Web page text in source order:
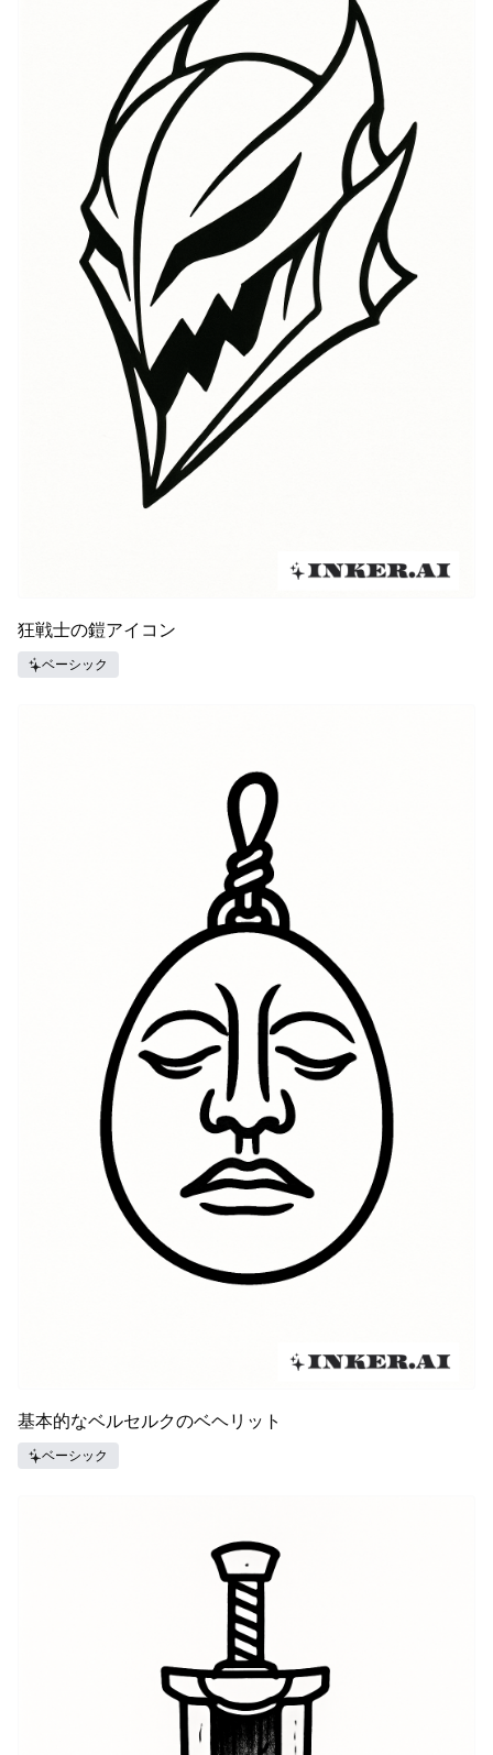
狂戦士の鎧アイコン
ベーシック
基本的なベルセルクのベヘリット
ベーシック